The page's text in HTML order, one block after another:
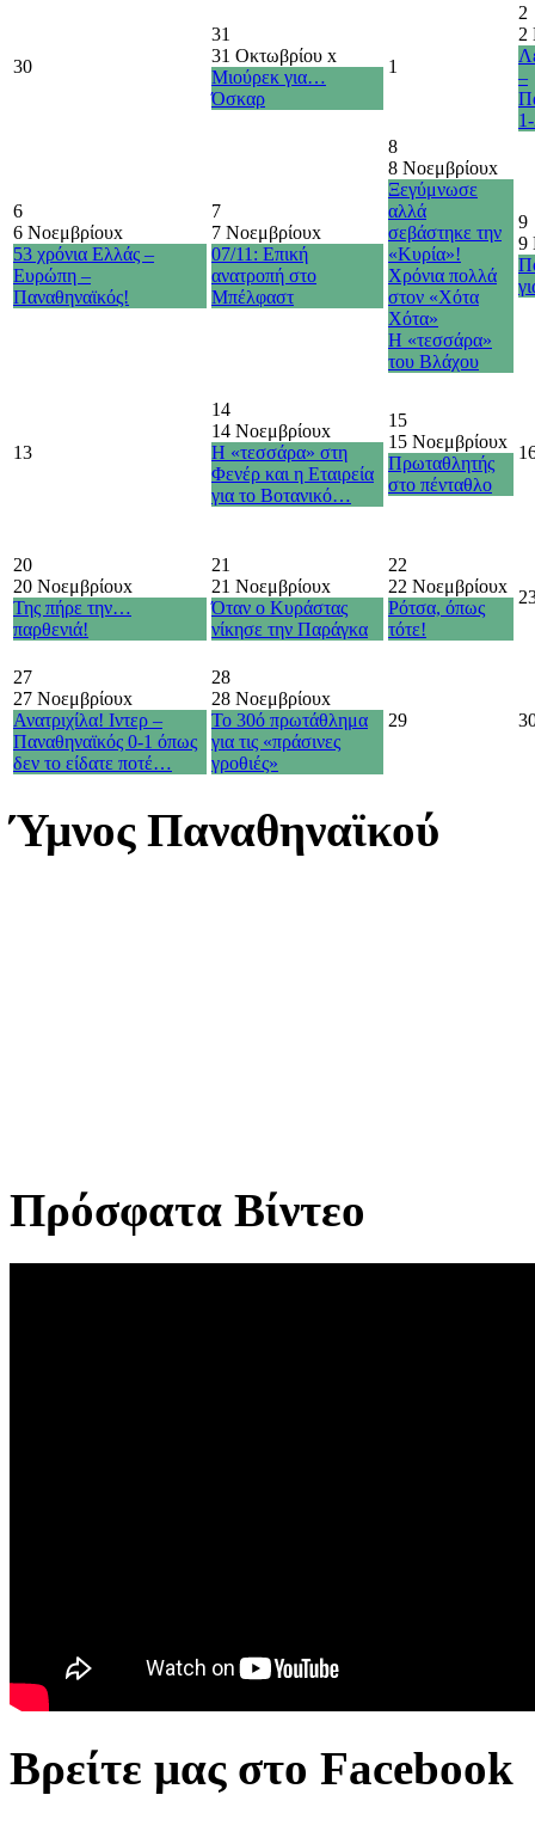
30
31
31 Οκτωβρίου x
Μιούρεκ για…
Όσκαρ
1
2
2
–
6
6 Νοεμβρίουx
53 χρόνια Ελλάς –
Ευρώπη –
Παναθηναϊκός!
7
7 Νοεμβρίουx
07/11: Επική
ανατροπή στο
Μπέλφαστ
8
8 Νοεμβρίουx
Ξεγύμνωσε
αλλά
σεβάστηκε την
«Κυρία»!
Χρόνια πολλά
στον «Χότα
Χότα»
Η «τεσσάρα»
του Βλάχου
9
9
13
14
14 Νοεμβρίουx
Η «τεσσάρα» στη
Φενέρ και η Εταιρεία
για το Βοτανικό…
15
15 Νοεμβρίουx
Πρωταθλητής
στο πένταθλο
20
20 Νοεμβρίουx
Της πήρε την…
παρθενιά!
21
21 Νοεμβρίουx
Όταν ο Κυράστας
νίκησε την Παράγκα
22
22 Νοεμβρίουx
Ρότσα, όπως
τότε!
27
27 Νοεμβρίουx
Ανατριχίλα! Ιντερ –
Παναθηναϊκός 0-1 όπως
δεν το είδατε ποτέ…
28
28 Νοεμβρίουx
Το 30ό πρωτάθλημα
για τις «πράσινες
γροθιές»
29
Ύμνος Παναθηναϊκού
Πρόσφατα Βίντεο
Βρείτε μας στο Facebook